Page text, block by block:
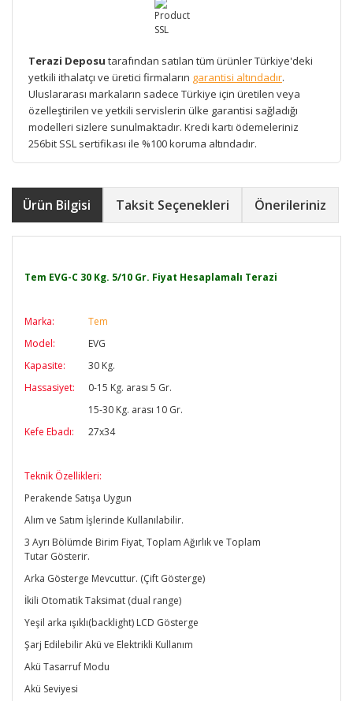
Terazi Deposu tarafından satılan tüm ürünler Türkiye'deki
yetkili ithalatçı ve üretici firmaların garantisi altındadır.
Uluslararası markaların sadece Türkiye için üretilen veya
özelleştirilen ve yetkili servislerin ülke garantisi sağladığı
modelleri sizlere sunulmaktadır. Kredi kartı ödemeleriniz
256bit SSL sertifikası ile %100 koruma altındadır.
Ürün Bilgisi Taksit Seçenekleri Önerileriniz
Tem EVG-C 30 Kg. 5/10 Gr. Fiyat Hesaplamalı Terazi
Marka:
Tem
Model:
EVG
Kapasite:
30 Kg.
Hassasiyet:
0-15 Kg. arası 5 Gr.
15-30 Kg. arası 10 Gr.
Kefe Ebadı:
27x34
Teknik Özellikleri:
Perakende Satışa Uygun
Alım ve Satım İşlerinde Kullanılabilir.
3 Ayrı Bölümde Birim Fiyat, Toplam Ağırlık ve Toplam
Tutar Gösterir.
Arka Gösterge Mevcuttur. (Çift Gösterge)
İkili Otomatik Taksimat (dual range)
Yeşil arka ışıklı(backlight) LCD Gösterge
Şarj Edilebilir Akü ve Elektrikli Kullanım
Akü Tasarruf Modu
Akü Seviyesi